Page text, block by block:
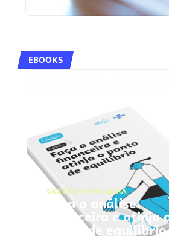
EBOOKS
GESTÃO FINANCEIRA
Faça a análise
financeira e atinja
ponto de